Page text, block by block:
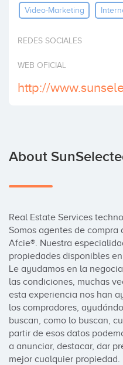
InvestVideo-Marketing
REDES SOCIALES
WEB OFICIAL
http://
About
Real Estate Services
Somos agentes de compra
Afcie®. Nuestra
propiedades disponibles
Le ayudamos en la
las condiciones, muchas
esta experiencia nos han
los compradores,
buscan, como lo buscan,
partir de esos datos
a anunciar, destacar, dar
mejor cualquier propiedad.